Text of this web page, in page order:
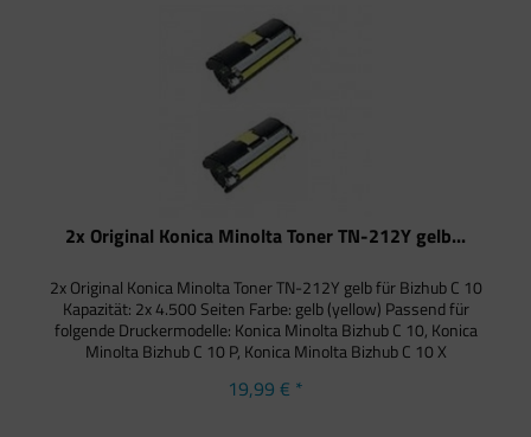
2x Original Konica Minolta Toner TN-212Y gelb...
2x Original Konica Minolta Toner TN-212Y gelb für Bizhub C 10
Kapazität: 2x 4.500 Seiten Farbe: gelb (yellow) Passend für
folgende Druckermodelle: Konica Minolta Bizhub C 10, Konica
Minolta Bizhub C 10 P, Konica Minolta Bizhub C 10 X
19,99 € *